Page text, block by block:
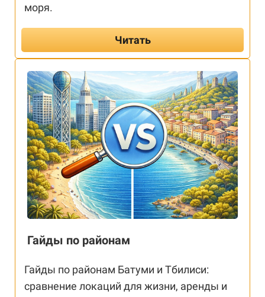
моря.
Читать
Гайды по районам
Гайды по районам Батуми и Тбилиси:
сравнение локаций для жизни, аренды и